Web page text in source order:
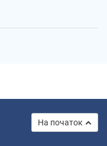
На початок